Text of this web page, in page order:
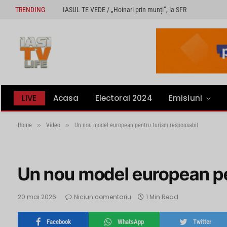
TRENDING IASUL TE VEDE / „Hoinari prin munți”, la SFR
LIVE Acasa Electoral 2024 Emisiuni
Home » Video » Un nou model european pentru turism responsabil
Un nou model european
20 mai 2026 Niciun comentariu 1 Min Read
Facebook WhatsApp Twitter